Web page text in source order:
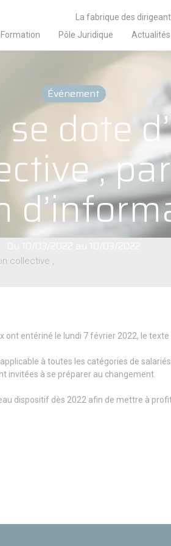
La fabrique des
Pôle Juridique Actualités
Événement
dote
,
collective ,
ont entériné le lundi 7 février 2022, le texte
à toutes les catégories de salariés.
invitées à se préparer au changement.
dispositif dès 2022 afin de mettre à